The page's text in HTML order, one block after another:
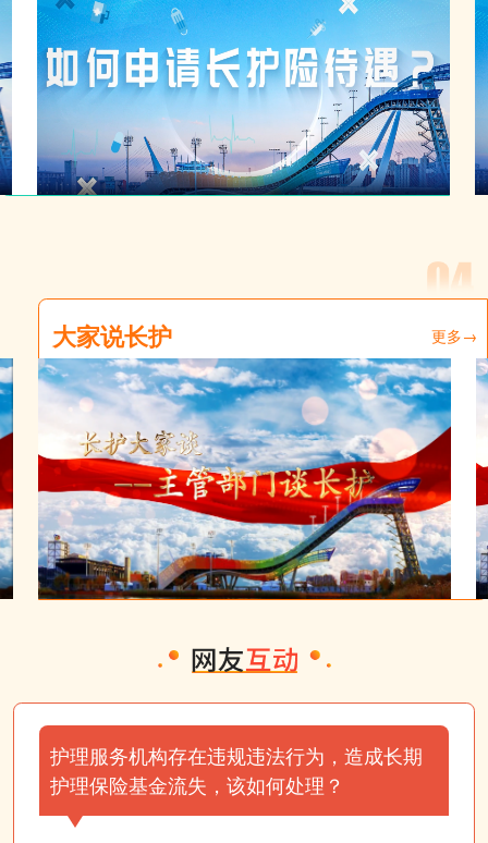
大家说长护 更多→
护理服务机构存在违规违法行为，造成长期
护理保险基金流失，该如何处理？